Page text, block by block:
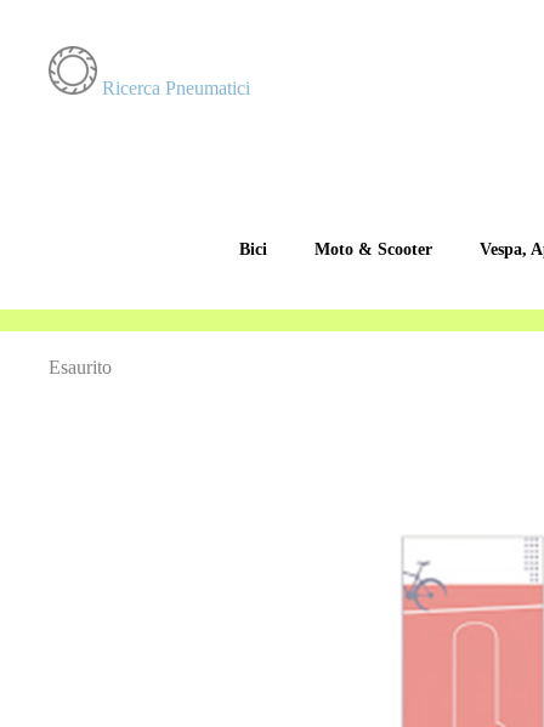
Ricerca Pneumatici
Bici Moto & Scooter Vespa,
Vai
Esaurito